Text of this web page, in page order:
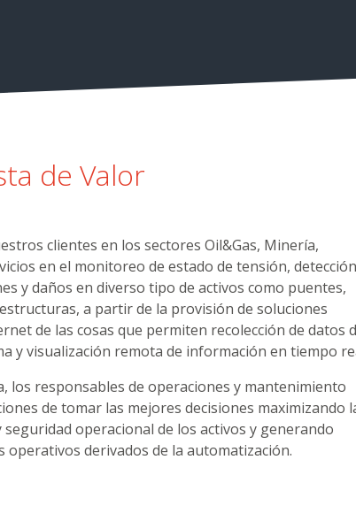
de Valor
clientes en los sectores Oil&Gas, Minería,
en el monitoreo de estado de tensión, detección
y daños en diverso tipo de activos como puentes,
a partir de la provisión de soluciones
de las cosas que permiten recolección de datos
y visualización remota de información en tiempo
los responsables de operaciones y mantenimiento
de tomar las mejores decisiones maximizando
operacional de los activos y generando
operativos derivados de la automatización.